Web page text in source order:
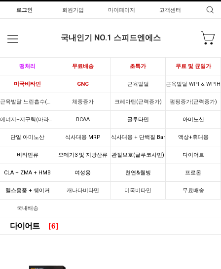
로그인 회원가입 마이페이지 고객센터
국내인기 NO.1 스피드엔에스
땡처리 무료배송 초특가 무료 및 균일가
미국비타민 GNC 근육발달 근육발달 WPI & WPIH
근육발달 느린흡수(카제인) 체중증가 크레아틴(근력증가) 펌핑증가(근력증가)
에너지+지구력(마라톤) BCAA 글루타민 아미노산
단일 아미노산 식사대용 MRP 식사대용 + 단백질 Bar 액상+휴대용
비타민류 오메가3 및 지방산류 관절보호(글루코사민) 다이어트
CLA + ZMA + HMB 여성용 천연&웰빙 프로몬
헬스용품 + 쉐이커 캐나다비타민 미국비타민 무료배송
국내배송
다이어트 [6]